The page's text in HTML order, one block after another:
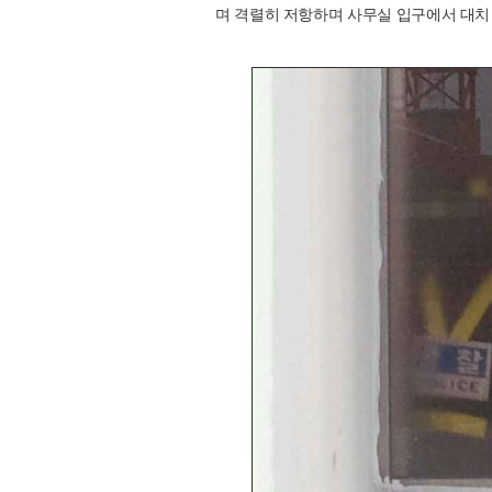
며 격렬히 저항하며 사무실 입구에서 대